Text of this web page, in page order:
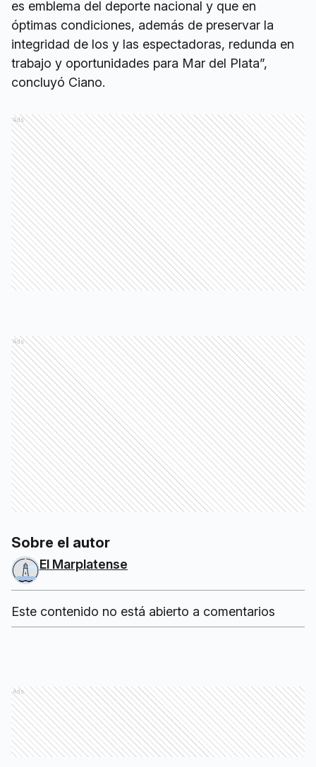
es emblema del deporte nacional y que en
óptimas condiciones, además de preservar la
integridad de los y las espectadoras, redunda en
trabajo y oportunidades para Mar del Plata”,
concluyó Ciano.
Ads
Ads
Sobre el autor
El Marplatense
Este contenido no está abierto a comentarios
Ads